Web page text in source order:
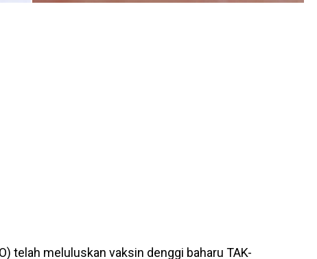
telah meluluskan vaksin denggi baharu TAK-